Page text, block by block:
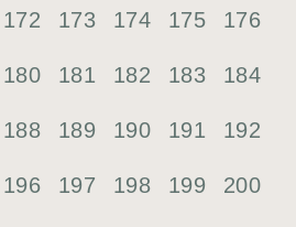
172 173 174 175 176
180 181 182 183 184
188 189 190 191 192
196 197 198 199 200